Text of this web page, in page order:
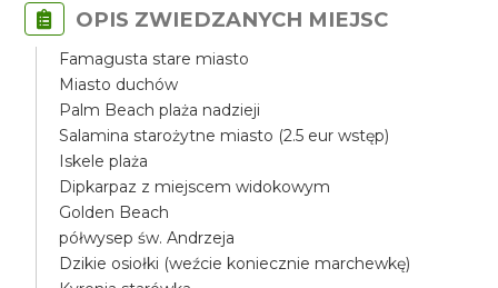
OPIS ZWIEDZANYCH MIEJSC
Famagusta stare miasto
Miasto duchów
Palm Beach plaża nadzieji
Salamina starożytne miasto (2.5 eur wstęp)
Iskele plaża
Dipkarpaz z miejscem widokowym
Golden Beach
półwysep św. Andrzeja
Dzikie osiołki (weźcie koniecznie marchewkę)